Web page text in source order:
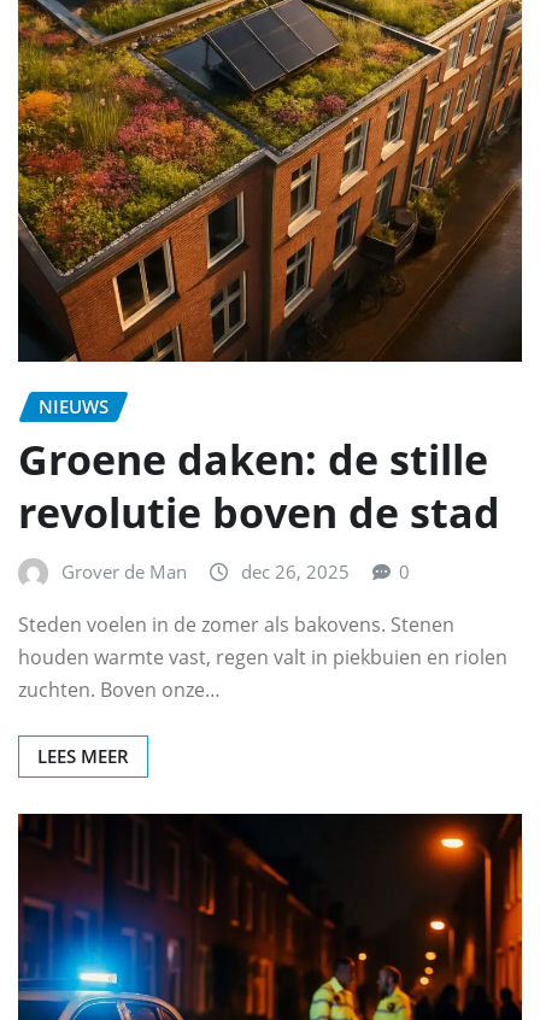
NIEUWS
Groene daken: de stille
revolutie boven de stad
Grover de Man dec 26, 2025 0
Steden voelen in de zomer als bakovens. Stenen
houden warmte vast, regen valt in piekbuien en riolen
zuchten. Boven onze…
LEES MEER